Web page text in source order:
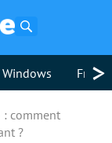
Windows >
comment
?